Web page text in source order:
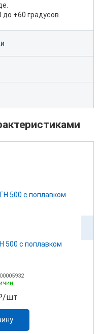
+60 градусов.
Бак для воды (синий) ATH 500 с поплавком
шт